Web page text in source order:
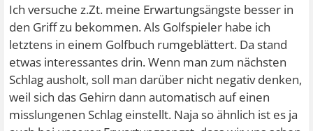
Ich versuche z.Zt. meine Erwartungsängste besser in
den Griff zu bekommen. Als Golfspieler habe ich
letztens in einem Golfbuch rumgeblättert. Da stand
etwas interessantes drin. Wenn man zum nächsten
Schlag ausholt, soll man darüber nicht negativ denken,
weil sich das Gehirn dann automatisch auf einen
misslungenen Schlag einstellt. Naja so ähnlich ist es ja